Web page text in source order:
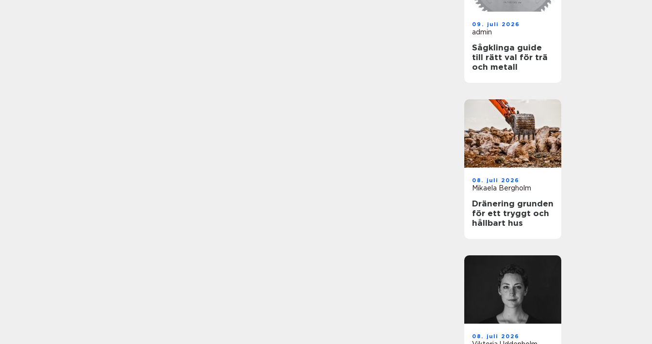
09. juli 2026
admin
Sågklinga guide
till rätt val för trä
och metall
08. juli 2026
Mikaela Bergholm
Dränering grunden
för ett tryggt och
hållbart hus
08. juli 2026